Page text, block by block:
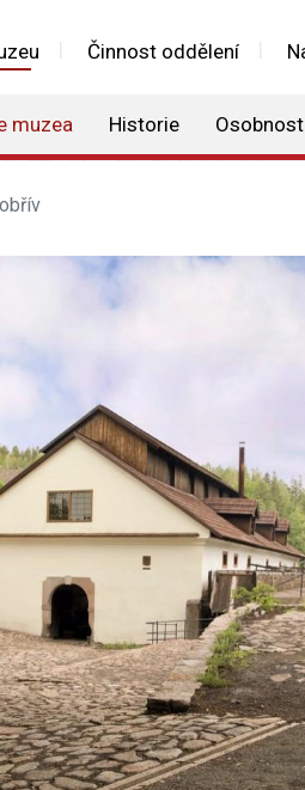
Činnost oddělení
muzea Historie